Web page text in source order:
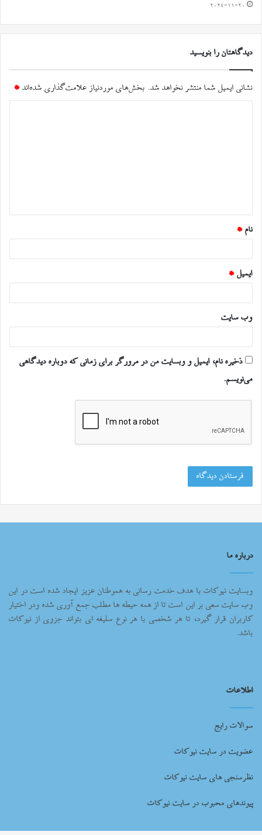
2024-11-20
دیدگاهتان را بنویسید
نشانی ایمیل شما منتشر نخواهد شد. بخش‌های موردنیاز علامت‌گذاری شده‌اند *
*
نام *
ایمیل *
وب‌ سایت
ذخیره نام، ایمیل و وبسایت من در مرورگر برای زمانی که دوباره دیدگاهی
می‌نویسم.
درباره ما
وبسایت نیوکات با هدف خدمت رسانی به هموطنان عزیز ایجاد شده است در این
وب سایت سعی بر این است تا از همه حیطه ها مطلب جمع آوری شده ودر اختیار
کاربران قرار گیرد، تا هر شخصی با هر نوع سلیغه ای بتواند جزوی از نیوکات
باشد.
اطلاعات
سوالات رایج
عضویت در سایت نیوکات
نظرسنجی های سایت نیوکات
پیوندهای محبوب در سایت نیوکات